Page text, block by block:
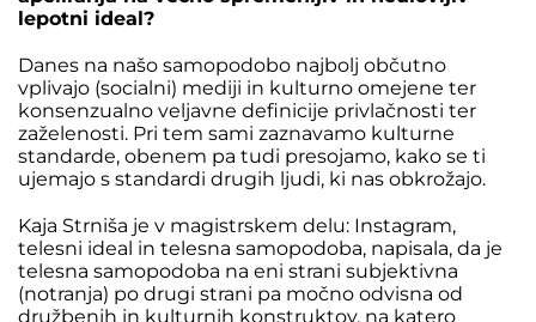
lepotni ideal?
Danes na našo samopodobo najbolj občutno
vplivajo (socialni) mediji in kulturno omejene ter
konsenzualno veljavne definicije privlačnosti ter
zaželenosti. Pri tem sami zaznavamo kulturne
standarde, obenem pa tudi presojamo, kako se ti
ujemajo s standardi drugih ljudi, ki nas obkrožajo.
Kaja Strniša je v magistrskem delu: Instagram,
telesni ideal in telesna samopodoba, napisala, da je
telesna samopodoba na eni strani subjektivna
(notranja) po drugi strani pa močno odvisna od
družbenih in kulturnih konstruktov, na katero